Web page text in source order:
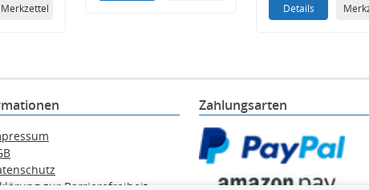
Merkzettel Details
zur Barrierefreiheit
Zahlungsarten